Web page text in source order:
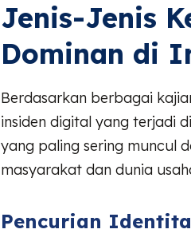
Jenis-Jenis
Dominan di
Berdasarkan berbagai
insiden digital yang terjadi
yang paling sering muncul
masyarakat dan dunia
Pencurian